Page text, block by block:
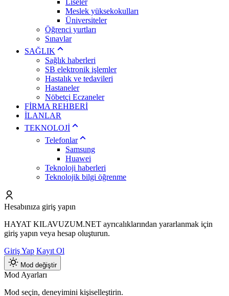
Liseler
Meslek yüksekokulları
Üniversiteler
Öğrenci yurtları
Sınavlar
SAĞLIK
Sağlık haberleri
SB elektronik işlemler
Hastalık ve tedavileri
Hastaneler
Nöbetçi Eczaneler
FİRMA REHBERİ
İLANLAR
TEKNOLOJİ
Telefonlar
Samsung
Huawei
Teknoloji haberleri
Teknolojik bilgi öğrenme
Hesabınıza giriş yapın
HAYAT KILAVUZUM.NET ayrıcalıklarından yararlanmak için
giriş yapın veya hesap oluşturun.
Giriş Yap Kayıt Ol
Mod değiştir
Mod Ayarları
Mod seçin, deneyimini kişiselleştirin.